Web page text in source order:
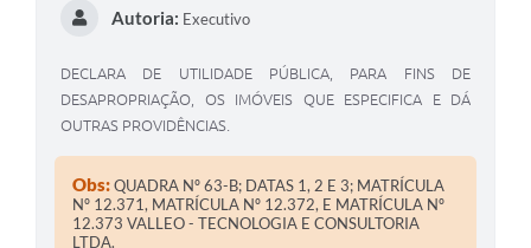
Autoria: Executivo
DECLARA DE UTILIDADE PÚBLICA, PARA FINS DE
DESAPROPRIAÇÃO, OS IMÓVEIS QUE ESPECIFICA E DÁ
OUTRAS PROVIDÊNCIAS.
Obs:QUADRA Nº 63-B; DATAS 1, 2 E 3; MATRÍCULA
Nº 12.371, MATRÍCULA Nº 12.372, E MATRÍCULA Nº
12.373 VALLEO - TECNOLOGIA E CONSULTORIA
LTDA.